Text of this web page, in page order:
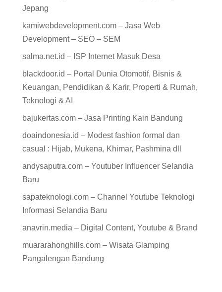
Jepang
kamiwebdevelopment.com – Jasa Web
Development – SEO – SEM
salma.net.id – ISP Internet Masuk Desa
blackdoor.id – Portal Dunia Otomotif, Bisnis &
Keuangan, Pendidikan & Karir, Properti & Rumah,
Teknologi & AI
bajukertas.com – Jasa Printing Kain Bandung
doaindonesia.id – Modest fashion formal dan
casual : Hijab, Mukena, Khimar, Pashmina dll
andysaputra.com – Youtuber Influencer Selandia
Baru
sapateknologi.com – Channel Youtube Teknologi
Informasi Selandia Baru
anavrin.media – Digital Content, Youtube & Brand
muararahonghills.com – Wisata Glamping
Pangalengan Bandung